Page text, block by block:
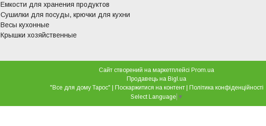
Емкости для хранения продуктов
Сушилки для посуды, крючки для кухни
Весы кухонные
Крышки хозяйственные
Сайт створений на маркетплейсі Prom.ua
Продавець на Bigl.ua
Поскаржитися на контент
Політика конфіденційності
Select Language ▼